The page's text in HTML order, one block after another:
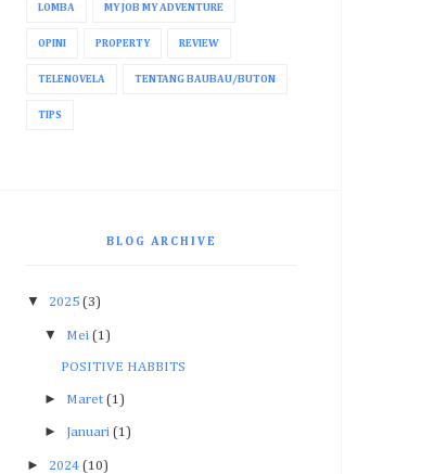
LOMBA MY JOB MY ADVENTURE
OPINI PROPERTY REVIEW
TELENOVELA TENTANG BAUBAU/BUTON
TIPS
BLOG ARCHIVE
▼ 2025 (3)
▼ Mei (1)
POSITIVE HABBITS
► Maret (1)
► Januari (1)
► 2024 (10)